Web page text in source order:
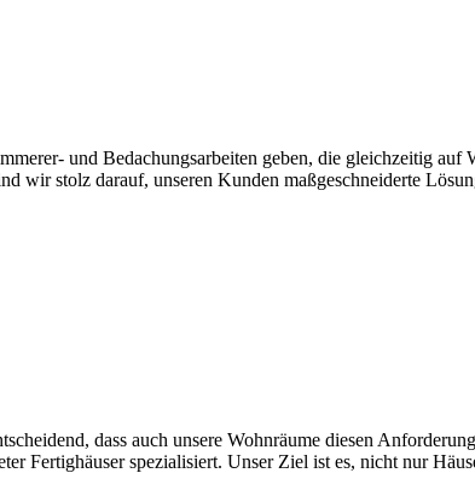
und Bedachungsarbeiten geben, die gleichzeitig
wir stolz darauf, unseren Kunden maßgeschneiderte
dass auch unsere Wohnräume diesen
Fertighäuser spezialisiert. Unser Ziel ist es, nicht nur